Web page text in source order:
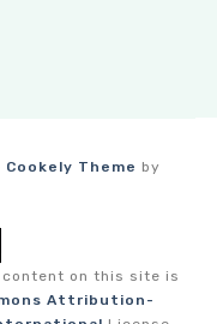
Cookely Theme by
on this site is
Attribution-